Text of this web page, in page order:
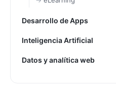
Desarrollo de Apps
Inteligencia Artificial
Datos y analítica web